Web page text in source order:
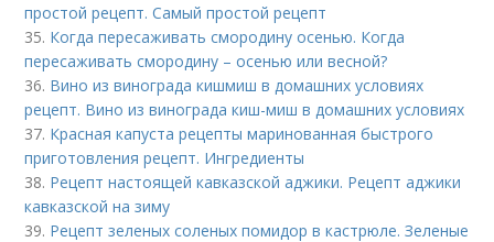
простой рецепт. Самый простой рецепт
35. Когда пересаживать смородину осенью. Когда
пересаживать смородину – осенью или весной?
36. Вино из винограда кишмиш в домашних условиях
рецепт. Вино из винограда киш-миш в домашних условиях
37. Красная капуста рецепты маринованная быстрого
приготовления рецепт. Ингредиенты
38. Рецепт настоящей кавказской аджики. Рецепт аджики
кавказской на зиму
39. Рецепт зеленых соленых помидор в кастрюле. Зеленые